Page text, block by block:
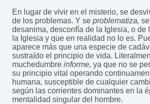
En lugar de vivir en el misterio, se
de los problemas. Y se problematiza,
desanima, desconfía de la Iglesia, o de
la Iglesia y que en realidad no lo es.
aparece más que una especie de
sustraído el principio de vida.
muchedumbre informe, ya que no se
su principio vital operando
humana, susceptible de cualquier
según las corrientes dominantes en la
mentalidad singular del hombre.